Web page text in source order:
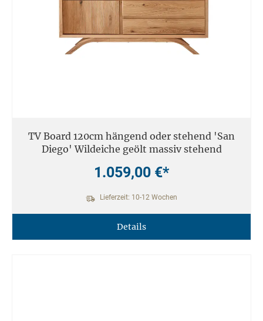
TV Board 120cm hängend oder stehend 'San
Diego' Wildeiche geölt massiv stehend
1.059,00 €*
Lieferzeit: 10-12 Wochen
Details